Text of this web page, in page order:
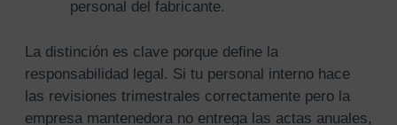
personal del fabricante.
La distinción es clave porque define la
responsabilidad legal. Si tu personal interno hace
las revisiones trimestrales correctamente pero la
empresa mantenedora no entrega las actas anuales,